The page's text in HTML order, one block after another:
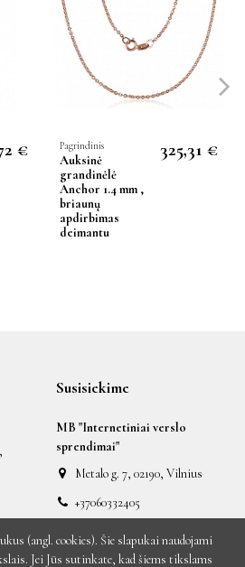
€ Pagrindinis
Auksinė
grandinėlė
Anchor 1.4 mm ,
briaunų
apdirbimas
deimantu
325,31 €
Susisiekime
MB "Internetiniai verslo
sprendimai"
Metalo g. 7, 02190, Vilnius
+37060332405
labas@auksiniai.lt
(angl. cookies). Šie slapukai naudojami
Jei Jūs sutinkate, kad šiems tikslams